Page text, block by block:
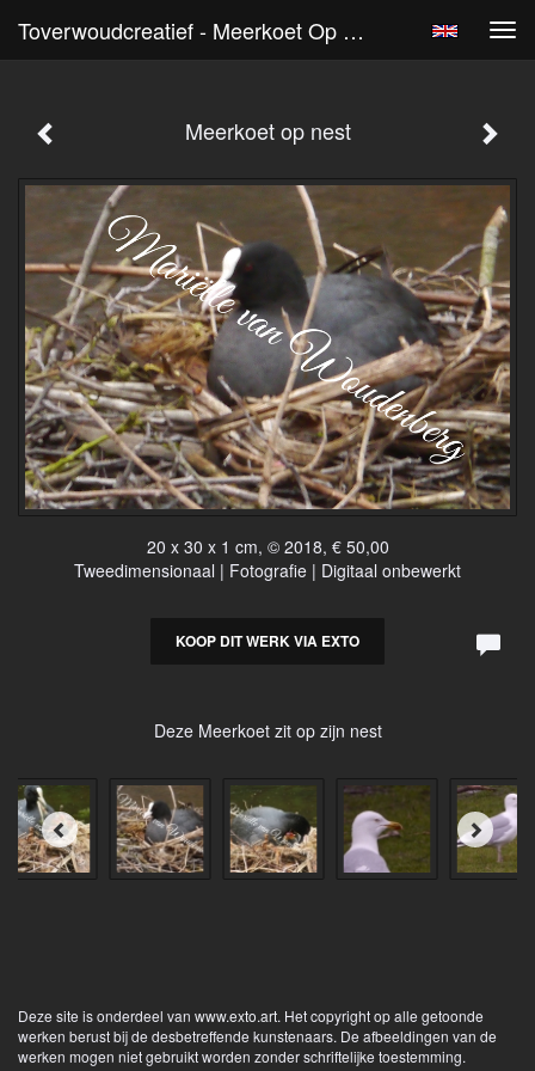
Toverwoudcreatief - Meerkoet Op Nest
Meerkoet op nest
20 x 30 x 1 cm, © 2018, € 50,00
Tweedimensionaal | Fotografie | Digitaal onbewerkt
KOOP DIT WERK VIA EXTO
Deze Meerkoet zit op zijn nest
Deze site is onderdeel van www.exto.art. Het copyright op alle getoonde
werken berust bij de desbetreffende kunstenaars. De afbeeldingen van de
werken mogen niet gebruikt worden zonder schriftelijke toestemming.